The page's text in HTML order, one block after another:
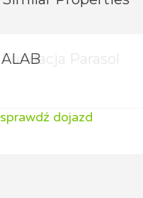
Fundacja Parasol
sprawdź dojazd
ALAB
sprawdź dojazd